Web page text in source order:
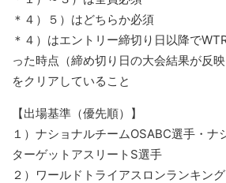
＊４）５）はどちらか必須
＊４）はエントリー締切り日以降で
った時点（締め切り日の大会結果が反
をクリアしていること
【出場基準（優先順）】
１）ナショナルチームOSABC選手・ナ
ターゲットアスリートS選手
２）ワールドトライアスロンランキン